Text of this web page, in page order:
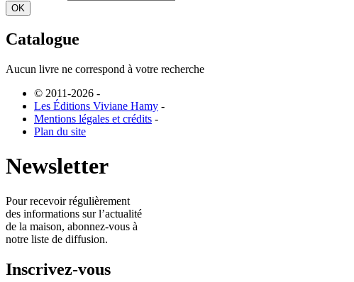
Catalogue
Aucun livre ne correspond à votre recherche
© 2011-2026 -
Les Éditions Viviane Hamy -
Mentions légales et crédits -
Plan du site
Newsletter
Pour recevoir régulièrement
des informations sur l’actualité
de la maison, abonnez-vous à
notre liste de diffusion.
Inscrivez-vous